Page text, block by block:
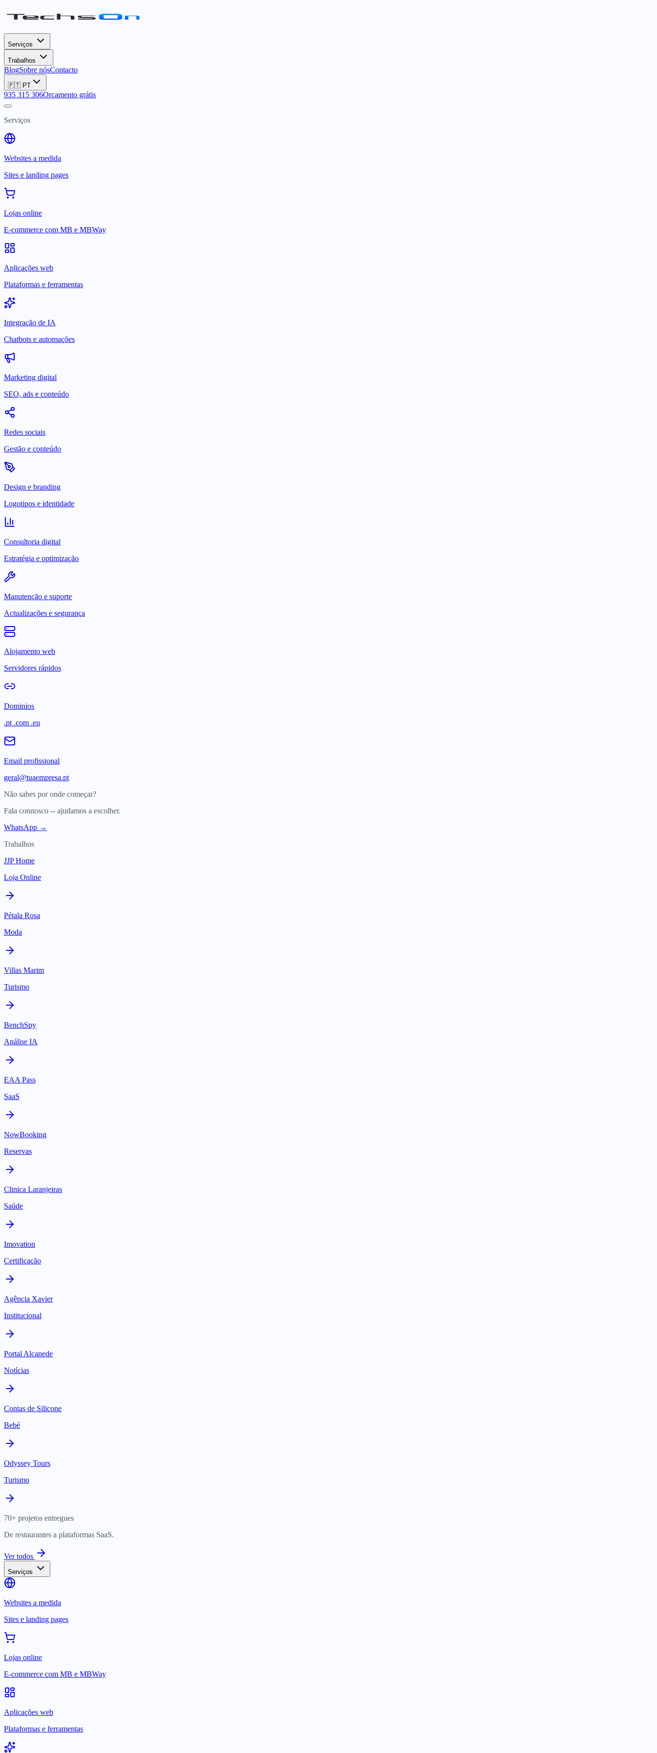
Serviços
Trabalhos
BlogSobre nósContacto
🇵🇹 PT
935 315 306Orçamento grátis
Serviços
Websites a medida
Sites e landing pages
Lojas online
E-commerce com MB e MBWay
Aplicações web
Plataformas e ferramentas
Integração de IA
Chatbots e automações
Marketing digital
SEO, ads e conteúdo
Redes sociais
Gestão e conteúdo
Design e branding
Logotipos e identidade
Consultoria digital
Estratégia e optimização
Manutenção e suporte
Actualizações e segurança
Alojamento web
Servidores rápidos
Dominios
.pt .com .eu
Email profissional
geral@tuaempresa.pt
Não sabes por onde começar?
Fala connosco -- ajudamos a escolher.
WhatsApp →
Trabalhos
JJP Home
Loja Online
Pétala Rosa
Moda
Villas Marim
Turismo
BenchSpy
Análise IA
EAA Pass
SaaS
NowBooking
Reservas
Clinica Laranjeiras
Saúde
Imovation
Certificação
Agência Xavier
Institucional
Portal Alcanede
Notícias
Contas de Silicone
Bebé
Odyssey Tours
Turismo
70+ projetos entregues
De restaurantes a plataformas SaaS.
Ver todos
Serviços
Websites a medida
Sites e landing pages
Lojas online
E-commerce com MB e MBWay
Aplicações web
Plataformas e ferramentas